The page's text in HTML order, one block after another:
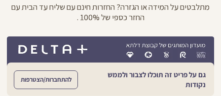
מתלבטים על המידה או הגזרה? החזרות חינם עם שליח עד הבית עם
החזר כספי של 100% .
גם על פריט זה תוכלו לצבור ולממש
נקודות
להתחברות/הצטרפות